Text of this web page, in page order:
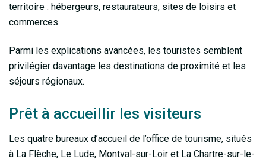
territoire : hébergeurs, restaurateurs, sites de loisirs et
commerces.
Parmi les explications avancées, les touristes semblent
privilégier davantage les destinations de proximité et les
séjours régionaux.
Prêt à accueillir les visiteurs
Les quatre bureaux d’accueil de l’office de tourisme, situés
à La Flèche, Le Lude, Montval-sur-Loir et La Chartre-sur-le-